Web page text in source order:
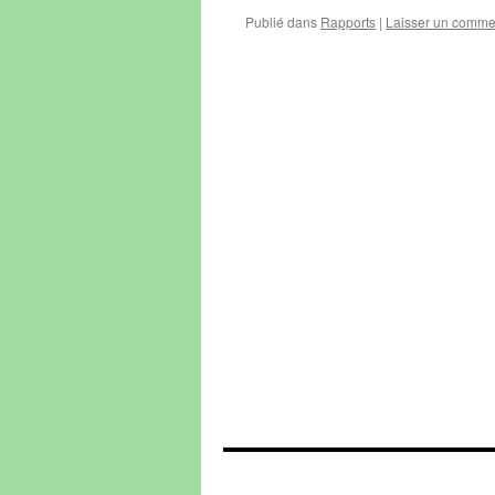
Publié dans Rapports | Laisser un